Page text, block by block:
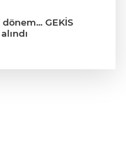
GEKİS